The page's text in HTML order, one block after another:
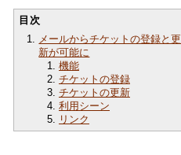
目次
メールからチケットの登録と更
新が可能に
機能
チケットの登録
チケットの更新
利用シーン
リンク